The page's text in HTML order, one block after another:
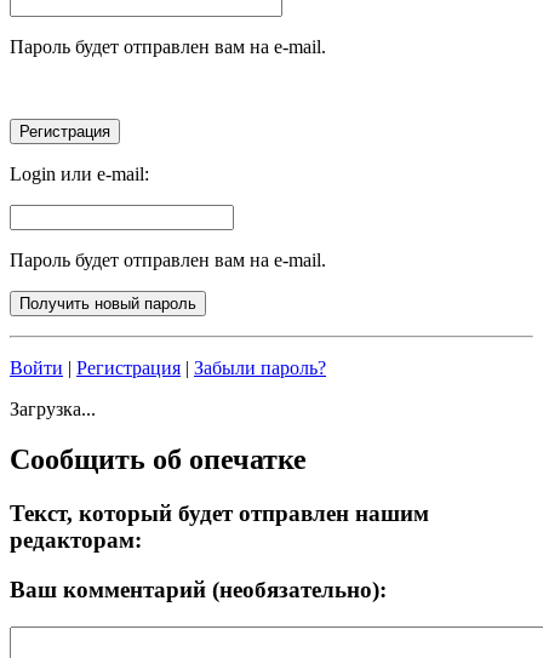
Пароль будет отправлен вам на e-mail.
Login или e-mail:
Пароль будет отправлен вам на e-mail.
Войти | Регистрация | Забыли пароль?
Загрузка...
Сообщить об опечатке
Текст, который будет отправлен нашим
редакторам:
Ваш комментарий (необязательно):